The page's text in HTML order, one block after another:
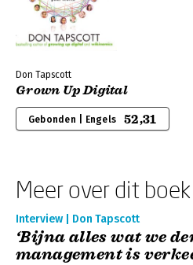
Don Tapscott
Grown Up Digital
Gebonden | Engels 52,31
Meer over dit boek
Interview | Don Tapscott
‘Bijna alles wat we
management is